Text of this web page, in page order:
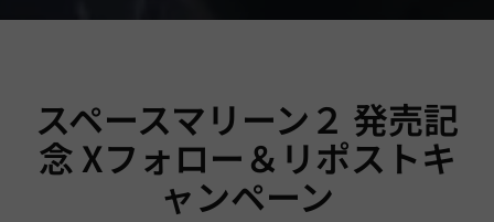
スペースマリーン２ 発売記
念 Xフォロー＆リポストキ
ャンペーン